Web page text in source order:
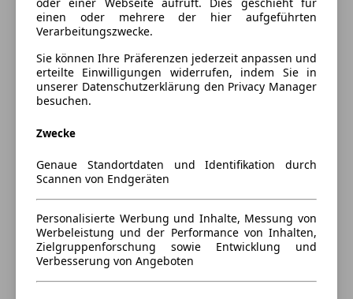
oder einer Webseite aufruft. Dies geschieht für
einen oder mehrere der hier aufgeführten
Verarbeitungszwecke.
Sie können Ihre Präferenzen jederzeit anpassen und
erteilte Einwilligungen widerrufen, indem Sie in
unserer Datenschutzerklärung den Privacy Manager
besuchen.
Zwecke
Genaue Standortdaten und Identifikation durch
Scannen von Endgeräten
Personalisierte Werbung und Inhalte, Messung von
Werbeleistung und der Performance von Inhalten,
Zielgruppenforschung sowie Entwicklung und
Verbesserung von Angeboten